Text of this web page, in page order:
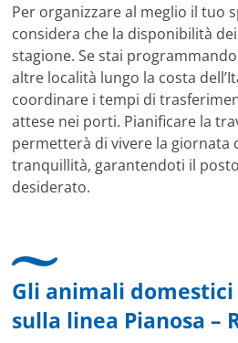
Per organizzare al meglio il tuo
considera che la disponibilità
stagione. Se stai
altre località lungo la costa
coordinare i tempi di
attese nei porti. Pianificare la
permetterà di vivere la giornata
tranquillità, garantendoti il
desiderato.
Gli animali domestici
sulla linea Pianosa –